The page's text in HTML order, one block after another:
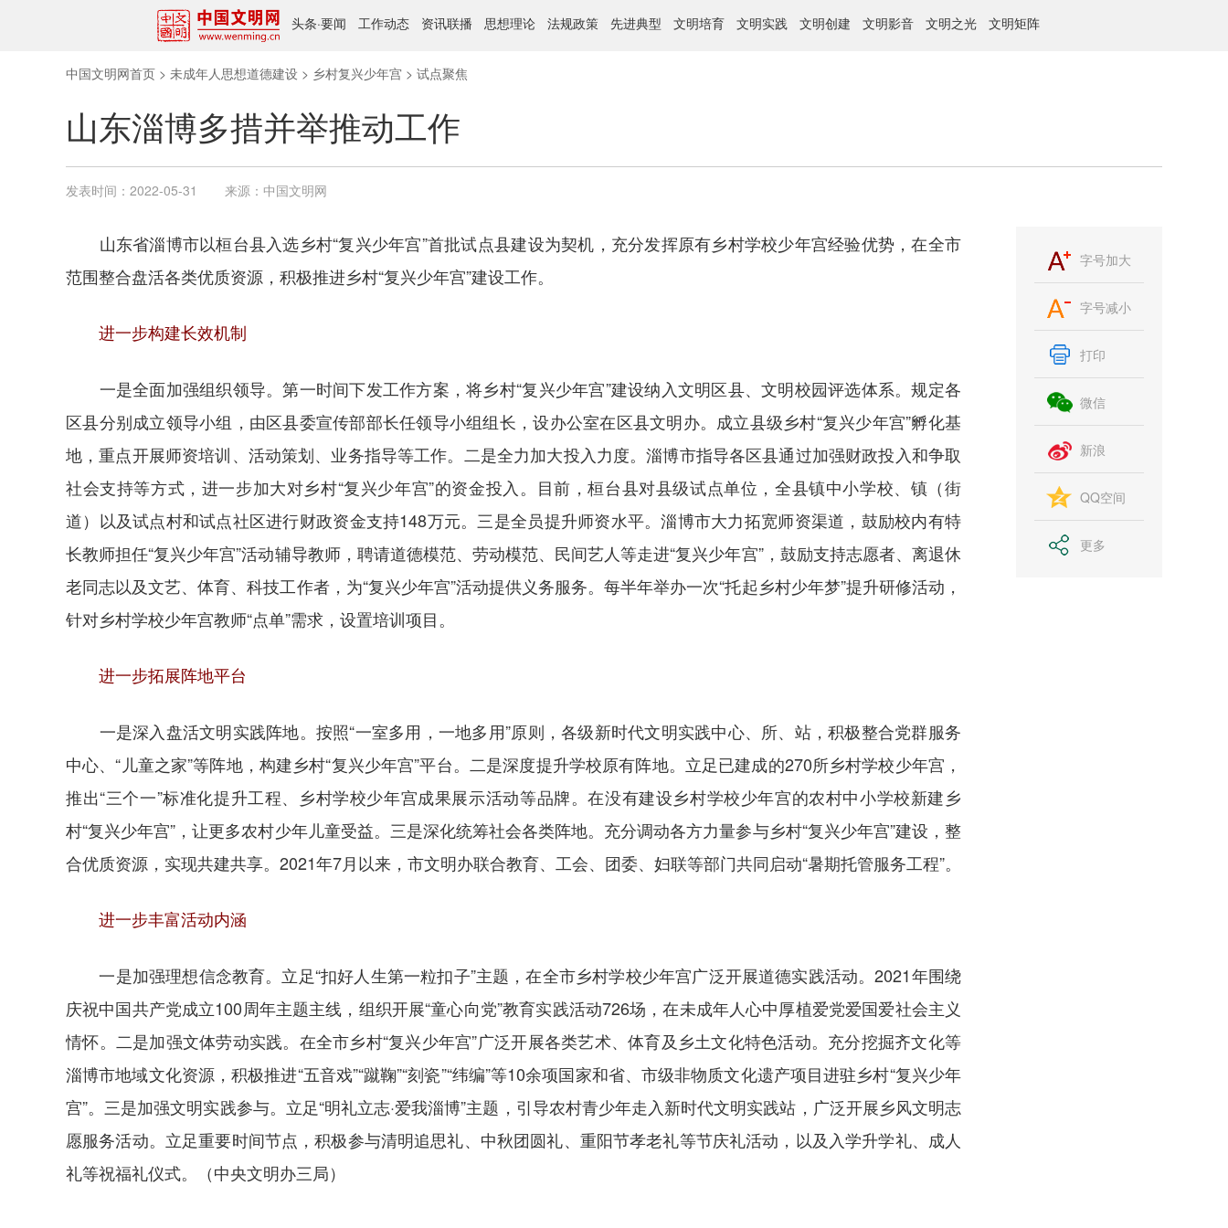
头条·要闻 工作动态 资讯联播 思想理论 法规政策 先进典型 文明培育 文明实践 文明创建 文明影音 文明之光 文明矩阵
中国文明网首页 > 未成年人思想道德建设 > 乡村复兴少年宫 > 试点聚焦
山东淄博多措并举推动工作
发表时间： 2022-05-31 来源： 中国文明网
山东省淄博市以桓台县入选乡村“复兴少年宫”首批试点县建设为契机，充分发挥原有乡村学校少年宫经验优势，在全市
范围整合盘活各类优质资源，积极推进乡村“复兴少年宫”建设工作。
进一步构建长效机制
一是全面加强组织领导。第一时间下发工作方案，将乡村“复兴少年宫”建设纳入文明区县、文明校园评选体系。规定各
区县分别成立领导小组，由区县委宣传部部长任领导小组组长，设办公室在区县文明办。成立县级乡村“复兴少年宫”孵化基
地，重点开展师资培训、活动策划、业务指导等工作。二是全力加大投入力度。淄博市指导各区县通过加强财政投入和争取
社会支持等方式，进一步加大对乡村“复兴少年宫”的资金投入。目前，桓台县对县级试点单位，全县镇中小学校、镇（街
道）以及试点村和试点社区进行财政资金支持148万元。三是全员提升师资水平。淄博市大力拓宽师资渠道，鼓励校内有特
长教师担任“复兴少年宫”活动辅导教师，聘请道德模范、劳动模范、民间艺人等走进“复兴少年宫”，鼓励支持志愿者、离退休
老同志以及文艺、体育、科技工作者，为“复兴少年宫”活动提供义务服务。每半年举办一次“托起乡村少年梦”提升研修活动，
针对乡村学校少年宫教师“点单”需求，设置培训项目。
进一步拓展阵地平台
一是深入盘活文明实践阵地。按照“一室多用，一地多用”原则，各级新时代文明实践中心、所、站，积极整合党群服务
中心、“儿童之家”等阵地，构建乡村“复兴少年宫”平台。二是深度提升学校原有阵地。立足已建成的270所乡村学校少年宫，
推出“三个一”标准化提升工程、乡村学校少年宫成果展示活动等品牌。在没有建设乡村学校少年宫的农村中小学校新建乡
村“复兴少年宫”，让更多农村少年儿童受益。三是深化统筹社会各类阵地。充分调动各方力量参与乡村“复兴少年宫”建设，整
合优质资源，实现共建共享。2021年7月以来，市文明办联合教育、工会、团委、妇联等部门共同启动“暑期托管服务工程”。
进一步丰富活动内涵
一是加强理想信念教育。立足“扣好人生第一粒扣子”主题，在全市乡村学校少年宫广泛开展道德实践活动。2021年围绕
庆祝中国共产党成立100周年主题主线，组织开展“童心向党”教育实践活动726场，在未成年人心中厚植爱党爱国爱社会主义
情怀。二是加强文体劳动实践。在全市乡村“复兴少年宫”广泛开展各类艺术、体育及乡土文化特色活动。充分挖掘齐文化等
淄博市地域文化资源，积极推进“五音戏”“蹴鞠”“刻瓷”“纬编”等10余项国家和省、市级非物质文化遗产项目进驻乡村“复兴少年
宫”。三是加强文明实践参与。立足“明礼立志·爱我淄博”主题，引导农村青少年走入新时代文明实践站，广泛开展乡风文明志
愿服务活动。立足重要时间节点，积极参与清明追思礼、中秋团圆礼、重阳节孝老礼等节庆礼活动，以及入学升学礼、成人
礼等祝福礼仪式。（中央文明办三局）
字号加大
字号减小
打印
微信
新浪
QQ空间
更多